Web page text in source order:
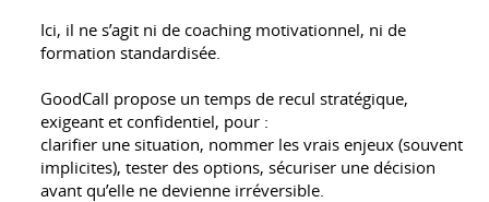
Ici, il ne s’agit ni de coaching motivationnel, ni de
formation standardisée.
GoodCall propose un temps de recul stratégique,
exigeant et confidentiel, pour :
clarifier une situation, nommer les vrais enjeux (souvent
implicites), tester des options, sécuriser une décision
avant qu’elle ne devienne irréversible.